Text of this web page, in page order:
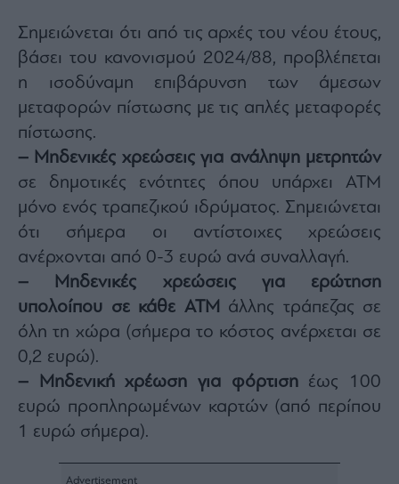
Σημειώνεται ότι από τις αρχές του νέου έτους,
βάσει του κανονισμού 2024/88, προβλέπεται
η ισοδύναμη επιβάρυνση των άμεσων
μεταφορών πίστωσης με τις απλές μεταφορές
πίστωσης.
– Mηδενικές χρεώσεις για ανάληψη μετρητών
σε δημοτικές ενότητες όπου υπάρχει ΑΤΜ
μόνο ενός τραπεζικού ιδρύματος. Σημειώνεται
ότι σήμερα οι αντίστοιχες χρεώσεις
ανέρχονται από 0-3 ευρώ ανά συναλλαγή.
– Μηδενικές χρεώσεις για ερώτηση
υπολοίπου σε κάθε ΑΤΜ
άλλης τράπεζας σε
όλη τη χώρα (σήμερα το κόστος ανέρχεται σε
0,2 ευρώ).
– Μηδενική χρέωση για φόρτισηέως 100
ευρώ προπληρωμένων καρτών (από περίπου
1 ευρώ σήμερα).